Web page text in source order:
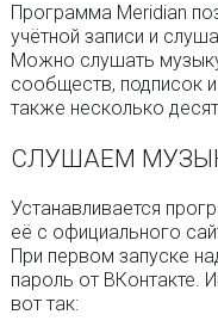
Программа Meridian
учётной записи и
Можно слушать
сообществ, подписок
также несколько
СЛУШАЕМ
Устанавливается
её с официального
При первом запуске
пароль от ВКонтакте.
вот так: